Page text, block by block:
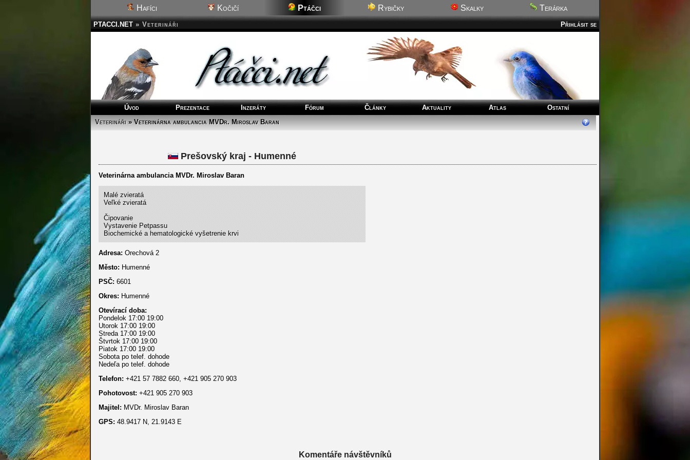
Hafíci Kočičí Ptáčci Rybičky Skalky Terárka
Přihlásit se
PTACCI.NET » Veterináři
Úvod Prezentace Inzeráty Fórum Články Aktuality Atlas
Ostatní
Veterináři» Veterinárna ambulancia MVDr. Miroslav Baran
Prešovský kraj - Humenné
Veterinárna ambulancia MVDr. Miroslav Baran
Malé zvieratá
Veľké zvieratá
Čipovanie
Vystavenie Petpassu
Biochemické a hematologické vyšetrenie krvi
Adresa: Orechová 2
Město: Humenné
PSČ: 6601
Okres: Humenné
Otevírací doba:
Pondelok 17:00 19:00
Utorok 17:00 19:00
Streda 17:00 19:00
Štvrtok 17:00 19:00
Piatok 17:00 19:00
Sobota po telef. dohode
Nedeľa po telef. dohode
Telefon: +421 57 7882 660, +421 905 270 903
Pohotovost: +421 905 270 903
Majitel: MVDr. Miroslav Baran
GPS: 48.9417 N, 21.9143 E
Komentáře návštěvníků